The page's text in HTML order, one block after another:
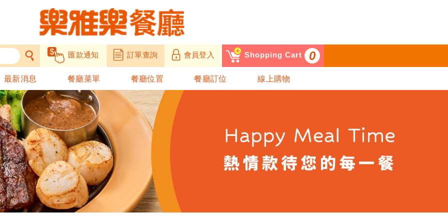
匯款通知 訂單查詢 會員登入 Shopping Cart 0
最新消息 餐廳菜單 餐廳位置 餐廳訂位 線上購物